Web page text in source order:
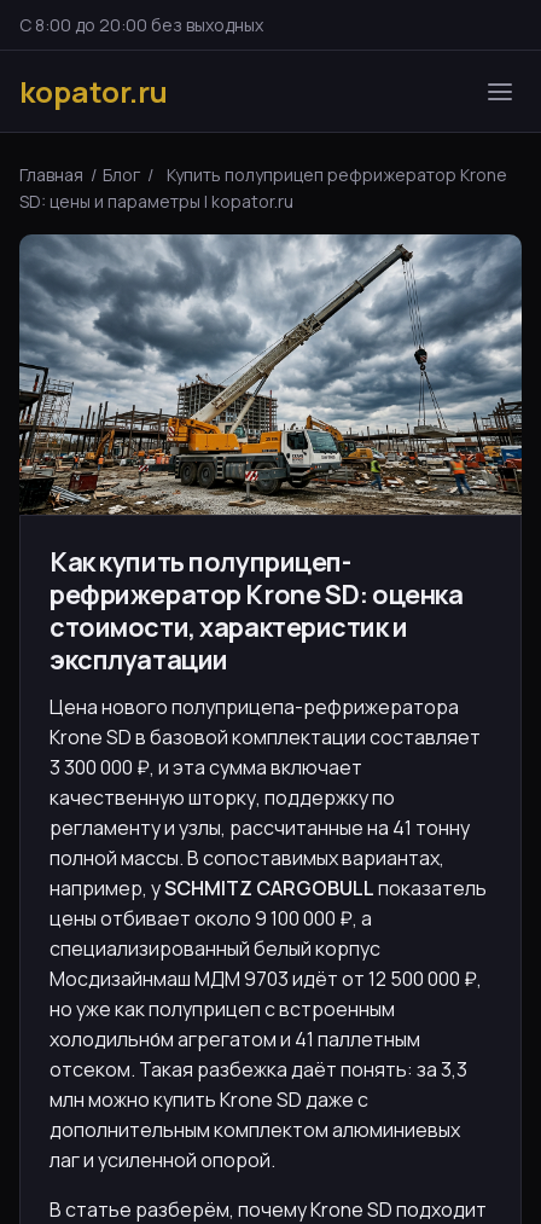
С 8:00 до 20:00 без выходных
kopator.ru
Главная / Блог /
Купить полуприцеп рефрижератор Krone
SD: цены и параметры | kopator.ru
Как купить полуприцеп-
рефрижератор Krone SD: оценка
стоимости, характеристик и
эксплуатации
Цена нового полуприцепа-рефрижератора
Krone SD в базовой комплектации составляет
3 300 000 ₽, и эта сумма включает
качественную шторку, поддержку по
регламенту и узлы, рассчитанные на 41 тонну
полной массы. В сопоставимых вариантах,
например, уSCHMITZ CARGOBULLпоказатель
цены отбивает около 9 100 000 ₽, а
специализированный белый корпус
Мосдизайнмаш МДМ 9703 идёт от 12 500 000 ₽,
но уже как полуприцеп с встроенным
холодильно́м агрегатом и 41 паллетным
отсеком. Такая разбежка даёт понять: за 3,3
млн можно купить Krone SD даже с
дополнительным комплектом алюминиевых
лаг и усиленной опорой.
В статье разберём, почему Krone SD подходит